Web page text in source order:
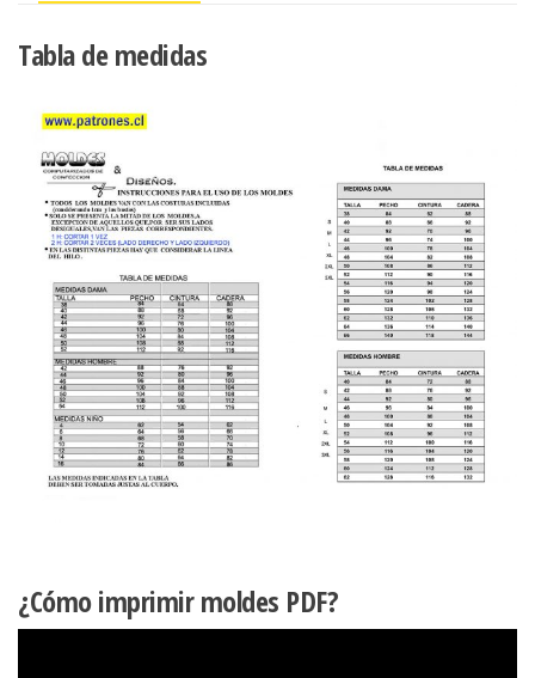
PLIEGUES
PRINCESA
cantidad
Tabla de medidas
¿Cómo imprimir moldes PDF?